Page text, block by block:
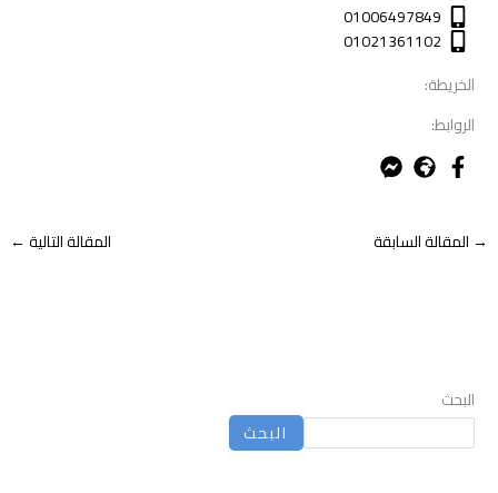
01006497849
01021361102
الخريطة:
الروابط:
→ المقالة السابقة المقالة التالية←
البحث
البحث